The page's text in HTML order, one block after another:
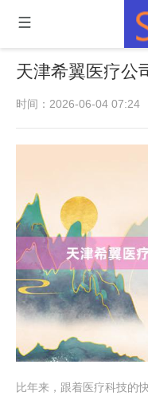
天津希翼医疗公
时间：2026-06-04 07:24
比年来，跟着医疗科技的